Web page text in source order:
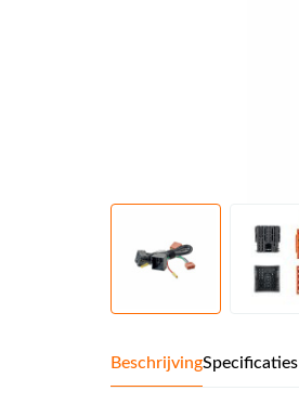
BeschrijvingSpecificaties